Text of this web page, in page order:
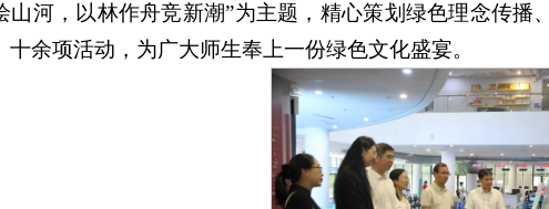
山河，以林作舟竞新潮”为主题，精心策划绿色理念传
十余项活动，为广大师生奉上一份绿色文化盛宴。